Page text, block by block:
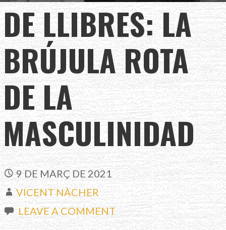
DE LLIBRES: LA
BRÚJULA ROTA
DE LA
MASCULINIDAD
9 DE MARÇ DE 2021
VICENT NÀCHER
LEAVE A COMMENT